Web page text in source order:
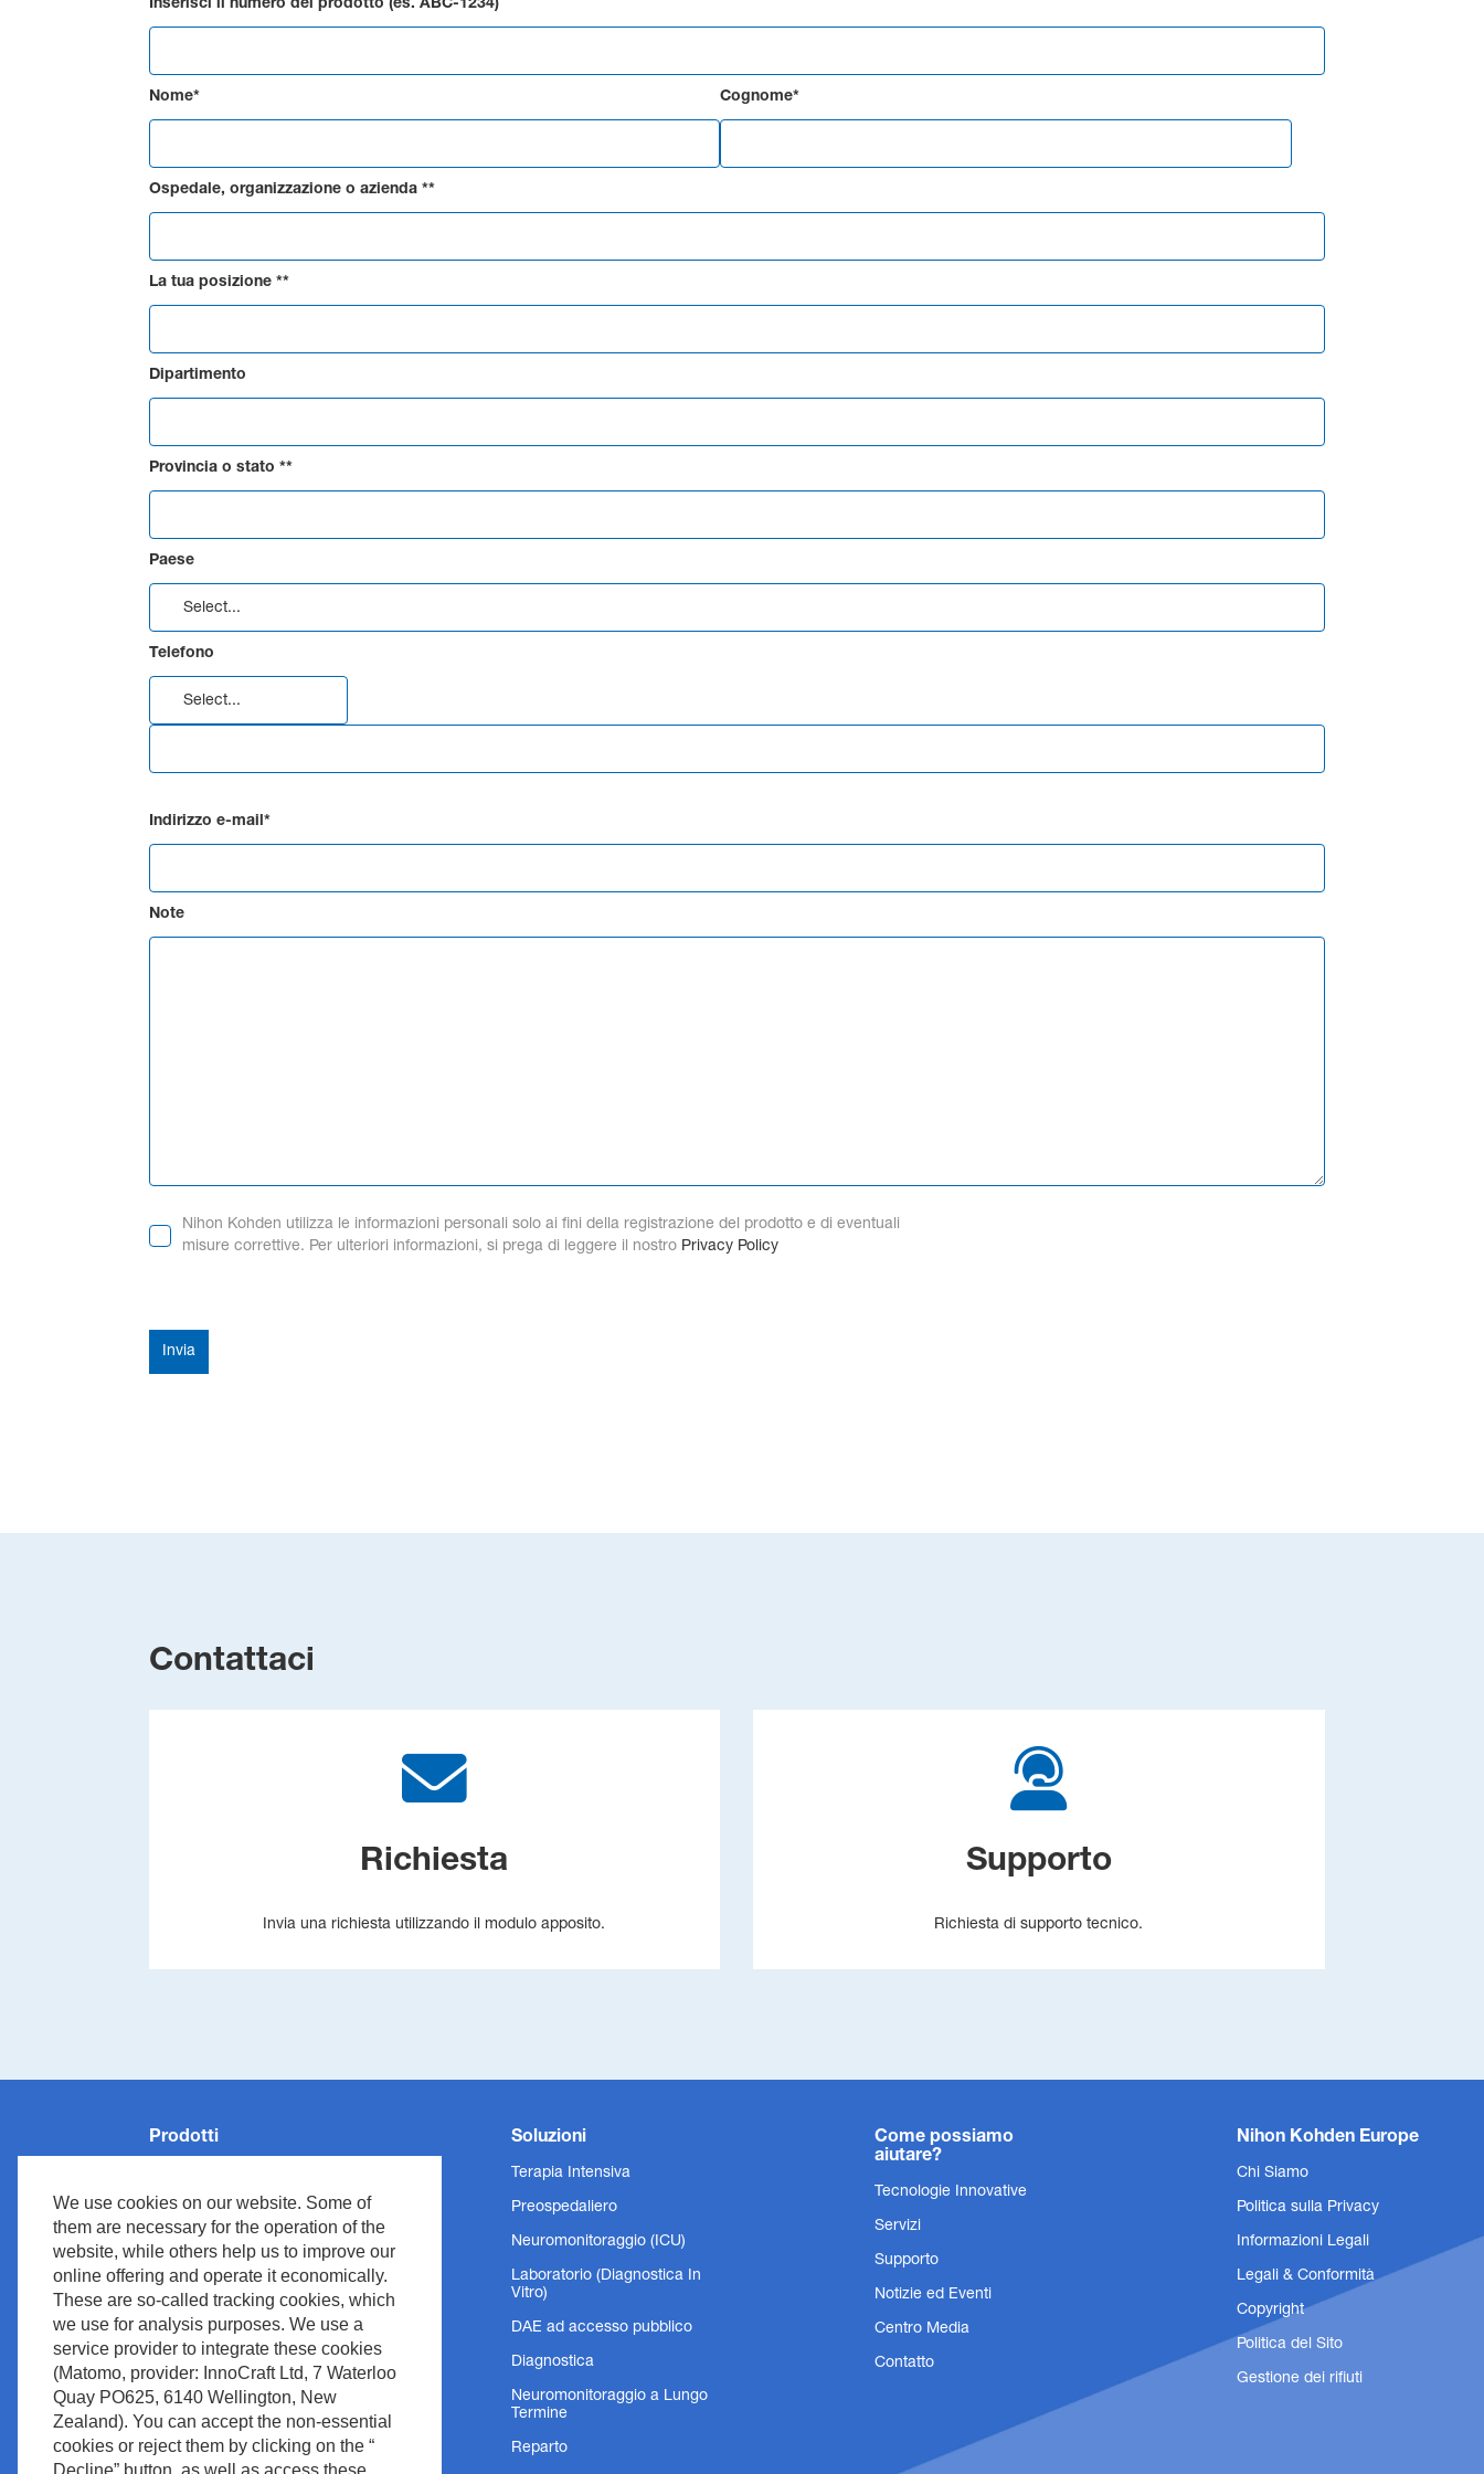
We use cookies on our website. Some of
them are necessary for the operation of the
website, while others help us to improve our
online offering and operate it economically.
These are so-called tracking cookies, which
we use for analysis purposes. We use a
service provider to integrate these cookies
(Matomo, provider: InnoCraft Ltd, 7 Waterloo
Quay PO625, 6140 Wellington, New
Zealand). You can accept the non-essential
cookies or reject them by clicking on the “
Inserisci il numero del prodotto (es. ABC-1234)
Nome* Cognome*
Ospedale, organizzazione o azienda **
La tua posizione **
Dipartimento
Provincia o stato **
Paese
Telefono
Indirizzo e-mail*
Note
Nihon Kohden utilizza le informazioni personali solo ai fini della registrazione del prodotto e di eventuali
misure correttive. Per ulteriori informazioni, si prega di leggere il nostro Privacy Policy
Contattaci
Richiesta
Invia una richiesta utilizzando il modulo apposito.
Supporto
Richiesta di supporto tecnico.
Prodotti
Rianimazione
Neurologia
Ventilazione
Medical IT
Cardiologia
Diagnostica In Vitro
Soluzioni
Terapia Intensiva
Preospedaliero
Neuromonitoraggio (ICU)
Laboratorio (Diagnostica In
Vitro)
DAE ad accesso pubblico
Diagnostica
Neuromonitoraggio a Lungo
Termine
Reparto
Come possiamo
aiutare?
Tecnologie Innovative
Servizi
Supporto
Notizie ed Eventi
Centro Media
Contatto
Nihon Kohden Europe
Chi Siamo
Politica sulla Privacy
Informazioni Legali
Legali & Conformità
Copyright
Politica del Sito
Gestione dei rifiuti